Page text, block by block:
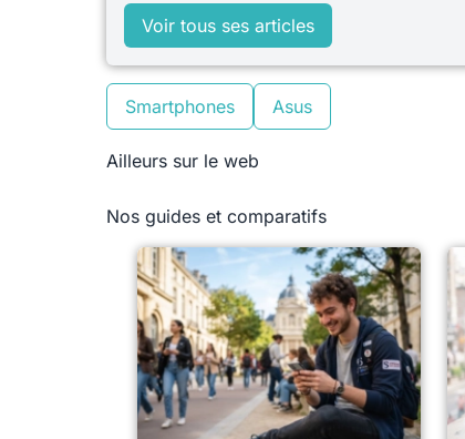
Voir tous ses articles
Smartphones Asus
Ailleurs sur le web
Nos guides et comparatifs